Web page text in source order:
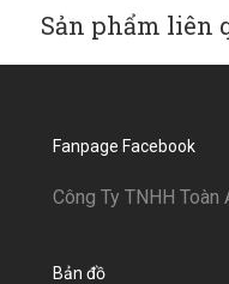
Sản phẩm liên
Fanpage Facebook
Công Ty TNHH Toàn
Bản đồ